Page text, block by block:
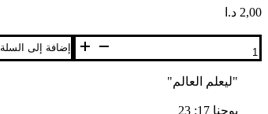
2,00 د.ا
تاملات
الموعظة
إضافة إلى السلة
"ليعلم العالم"
يوحنا 17: 23